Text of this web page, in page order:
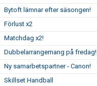
Bytoft lämnar efter säsongen!
Förlust x2
Matchdag x2!
Dubbelarrangemang på fredag!
Ny samarbetspartner - Canon!
Skillset Handball